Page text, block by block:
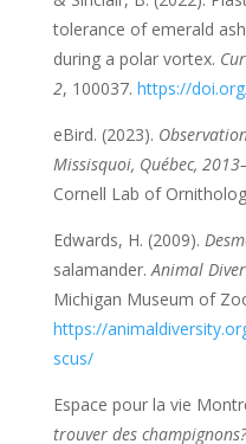
tolerance of emerald
during a polar vortex.
2, 100037. https://
eBird. (2023).
Missisquoi, Québec,
Cornell Lab of
Edwards, H. (2009).
salamander.Animal
Michigan Museum of
https://
scus/
Espace pour la vie
trouver des